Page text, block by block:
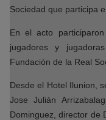
Sociedad que participa
En el acto
jugadores y
Fundación de la Real
Desde el Hotel Ilunion,
Jose Julián
Dominguez, director de